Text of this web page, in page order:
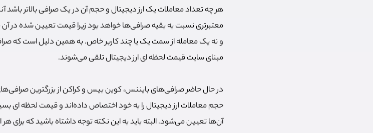
هر چه تعداد معاملات یک ارز دیجیتال و حجم آن در یک صرافی بالاتر باشد
معتبرتری نسبت به بقیه صرافی‌ها خواهد بود زیرا قیمت تعیین شده در
و نه یک معامله از سمت یک یا چند کاربر خاص. به همین دلیل است که
مبنای سایت قیمت لحظه ای ارز دیجیتال تلقی می‌شوند.
در حال حاضر صرافی‌های بایننس، کوین بیس و کراکن از بزرگترین
حجم معاملات ارز دیجیتال را به خود اختصاص داده‌اند و قیمت لحظه ای
آن‌ها تعیین می‌شود. البته باید به این نکته توجه داشتاه باشید که